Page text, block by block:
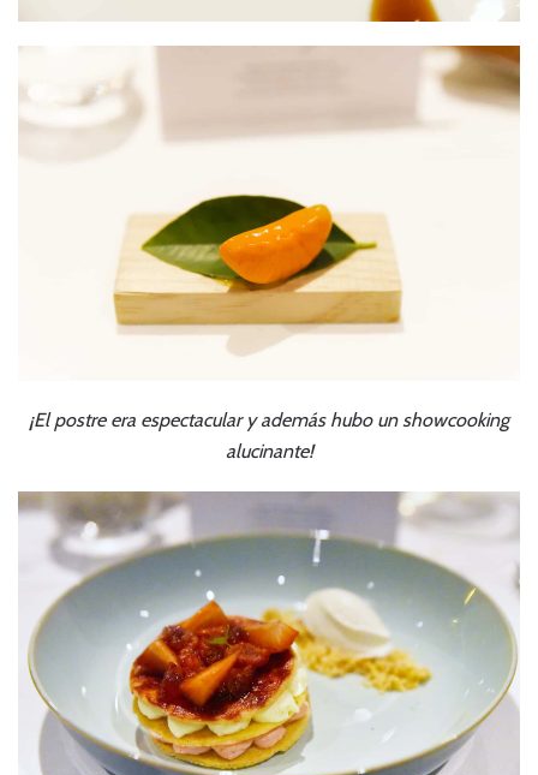
¡El postre era espectacular y además hubo un showcooking
alucinante!